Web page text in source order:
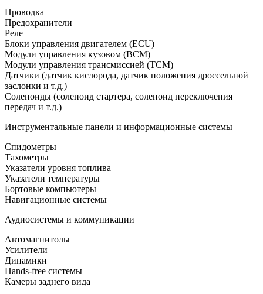
Проводка
Предохранители
Реле
Блоки управления двигателем (ECU)
Модули управления кузовом (BCM)
Модули управления трансмиссией (TCM)
Датчики (датчик кислорода, датчик положения дроссельной
заслонки и т.д.)
Соленоиды (соленоид стартера, соленоид переключения
передач и т.д.)
Инструментальные панели и информационные системы
Спидометры
Тахометры
Указатели уровня топлива
Указатели температуры
Бортовые компьютеры
Навигационные системы
Аудиосистемы и коммуникации
Автомагнитолы
Усилители
Динамики
Hands-free системы
Камеры заднего вида